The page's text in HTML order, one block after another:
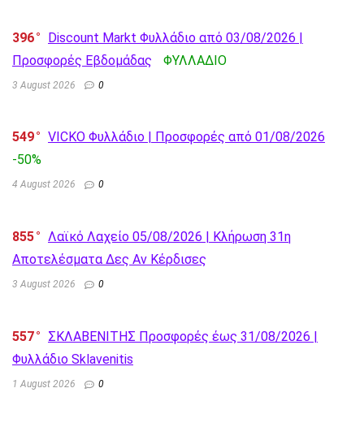
396
Discount Markt Φυλλάδιο από 03/08/2026 |
Προσφορές Εβδομάδας
ΦΥΛΛΑΔΙΟ
3 August 2026 0
549
VICKO Φυλλάδιο | Προσφορές από 01/08/2026
-50%
4 August 2026 0
855
Λαϊκό Λαχείο 05/08/2026 | Κλήρωση 31η
Αποτελέσματα Δες Αν Κέρδισες
3 August 2026 0
557
ΣΚΛΑΒΕΝΙΤΗΣ Προσφορές έως 31/08/2026 |
Φυλλάδιο Sklavenitis
1 August 2026 0